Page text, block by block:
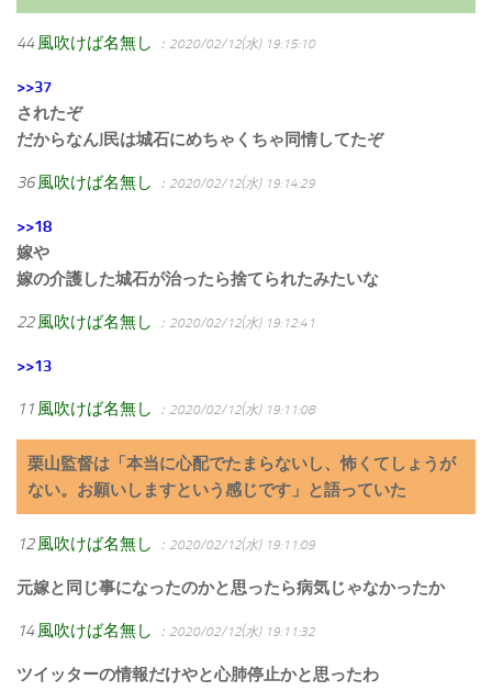
44 風吹けば名無し ：2020/02/12(水) 19:15:10
>>37
されたぞ
だからなんJ民は城石にめちゃくちゃ同情してたぞ
36 風吹けば名無し ：2020/02/12(水) 19:14:29
>>18
嫁や
嫁の介護した城石が治ったら捨てられたみたいな
22 風吹けば名無し ：2020/02/12(水) 19:12:41
>>13
11 風吹けば名無し ：2020/02/12(水) 19:11:08
栗山監督は「本当に心配でたまらないし、怖くてしょうが
ない。お願いしますという感じです」と語っていた
12 風吹けば名無し ：2020/02/12(水) 19:11:09
元嫁と同じ事になったのかと思ったら病気じゃなかったか
14 風吹けば名無し ：2020/02/12(水) 19:11:32
ツイッターの情報だけやと心肺停止かと思ったわ